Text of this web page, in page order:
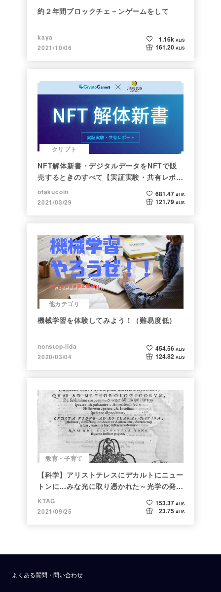
約２年間ブロックチェ－ンゲームをして
kaya
2021/10/06
1.16k ALIS
161.20 ALIS
クリプト
NFT解体新書・デジタルデータをNFTで販
売するときのすべて【実証実験・共有レポー
ト】
otakucoin
2021/03/29
681.47 ALIS
121.79 ALIS
他カテゴリ
機械学習を体験してみよう！（難易度低）
nonstop-iida
2020/03/04
454.56 ALIS
124.82 ALIS
教育・子育て
【科学】アリストテレスにデカルトにニュー
トンに…みな光に取り憑かれた～光学の発展
～
KTAG
2021/09/25
153.37 ALIS
23.75 ALIS
よくある質問・問い合わせ